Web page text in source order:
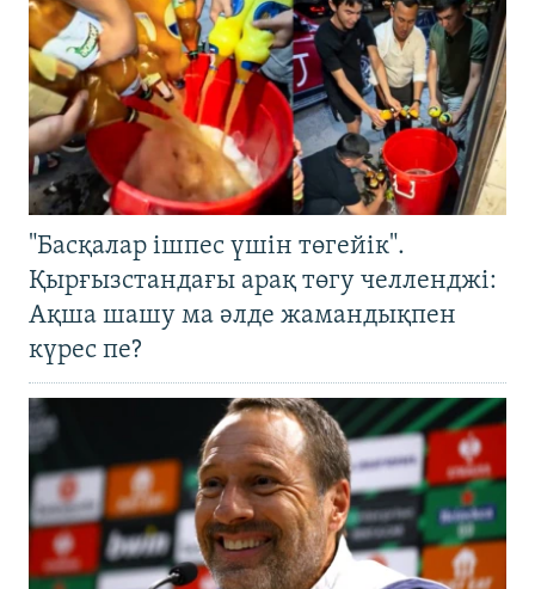
"Басқалар ішпес үшін төгейік".
Қырғызстандағы арақ төгу челленджі:
Ақша шашу ма әлде жамандықпен
күрес пе?